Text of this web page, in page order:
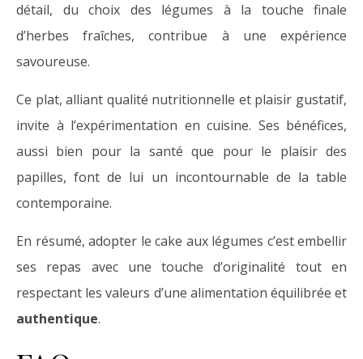
détail, du choix des légumes à la touche finale
d’herbes fraîches, contribue à une expérience
savoureuse.
Ce plat, alliant qualité nutritionnelle et plaisir gustatif,
invite à l’expérimentation en cuisine. Ses bénéfices,
aussi bien pour la santé que pour le plaisir des
papilles, font de lui un incontournable de la table
contemporaine.
En résumé, adopter le cake aux légumes c’est embellir
ses repas avec une touche d’originalité tout en
respectant les valeurs d’une alimentation équilibrée et
authentique.